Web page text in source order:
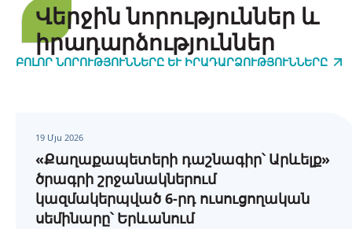
Վերջին նորություններ և
իրադարձություններ
ԲՈԼՈՐ ՆՈՐՈՒԹՅՈՒՆՆԵՐԸ ԵՒ ԻՐԱԴԱՐՁՈՒԹՅՈՒՆՆԵՐԸ
19 Մյս 2026
«Քաղաքապետերի դաշնագիր՝ Արևելք»
ծրագրի շրջանակներում
կազմակերպված 6-րդ ուսուցողական
սեմինարը՝ Երևանում